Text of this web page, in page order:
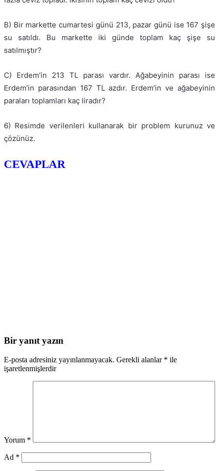
B) Bir markette cumartesi günü 213, pazar günü ise 167 şişe
su satıldı. Bu markette iki günde toplam kaç şişe su
satılmıştır?
C) Erdem’in 213 TL parası vardır. Ağabeyinin parası ise
Erdem’in parasından 167 TL azdır. Erdem’in ve ağabeyinin
paraları toplamları kaç liradır?
6) Resimde verilenleri kullanarak bir problem kurunuz ve
çözünüz.
CEVAPLAR
Bir yanıt yazın
E-posta adresiniz yayınlanmayacak. Gerekli alanlar * ile
işaretlenmişlerdir
Yorum *
Ad *